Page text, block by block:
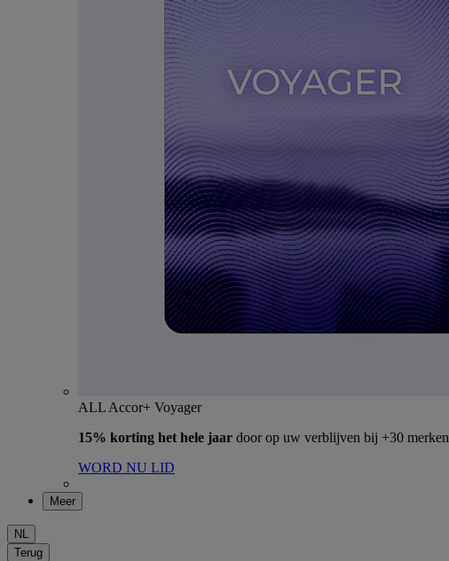
ALL Accor+ Voyager
15% korting het hele jaar door op uw verblijven bij +30 merken
WORD NU LID
Meer
NL
Terug